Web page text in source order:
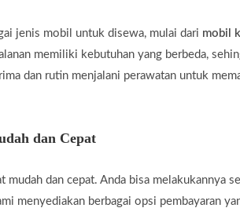
jenis mobil untuk disewa, mulai dari mobil
memiliki kebutuhan yang berbeda,
dan rutin menjalani perawatan untuk
dan Cepat
mudah dan cepat. Anda bisa melakukannya
menyediakan berbagai opsi pembayaran